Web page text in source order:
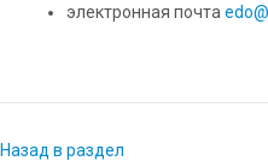
электронная почта
Назад в раздел